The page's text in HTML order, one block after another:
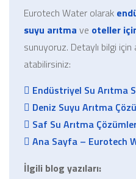
Eurotech Water olarak
suyu arıtma ve oteller
sunuyoruz. Detaylı bilgi için
atabilirsiniz:
Endüstriyel Su Arıtma
Deniz Suyu Arıtma
Saf Su Arıtma
Ana Sayfa – Eurotech
İlgili blog yazıları: